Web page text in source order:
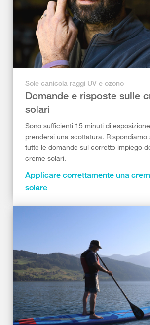
Sole canicola raggi UV e ozono
Domande e risposte sulle
solari
Sono sufficienti 15 minuti di
prendersi una scottatura. Rispondiamo
tutte le domande sul corretto impiego
creme solari.
Applicare correttamente una
solare